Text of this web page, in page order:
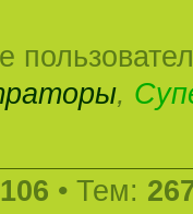
,
• Тем: